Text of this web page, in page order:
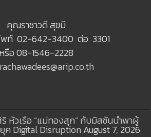
คุณราชาวดี สุขมี
พท์ 02-642-3400 ต่อ 3301
หรือ 08-1546-2228
rachawadees@arip.co.th
เรือ “แม่ทองสุก” กับมิสชันนำพาผู้
ค Digital Disruption August 7, 2026